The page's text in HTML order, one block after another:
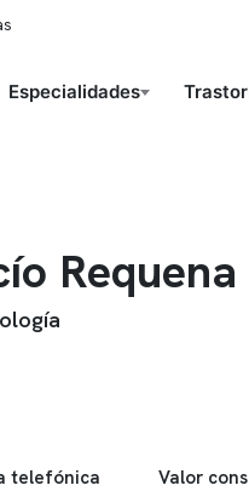
Especialidades
Requena
telefónica Valor